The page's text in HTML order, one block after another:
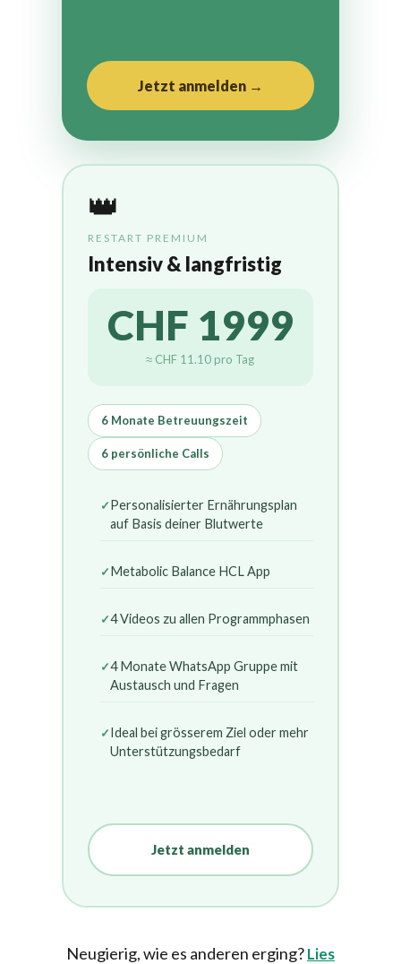
Jetzt anmelden →
👑
RESTART PREMIUM
Intensiv & langfristig
CHF 1999
≈ CHF 11.10 pro Tag
6 Monate Betreuungszeit
6 persönliche Calls
Personalisierter Ernährungsplan
auf Basis deiner Blutwerte
Metabolic Balance HCL App
4 Videos zu allen Programmphasen
4 Monate WhatsApp Gruppe mit
Austausch und Fragen
Ideal bei grösserem Ziel oder mehr
Unterstützungsbedarf
Jetzt anmelden
Neugierig, wie es anderen erging?Lies